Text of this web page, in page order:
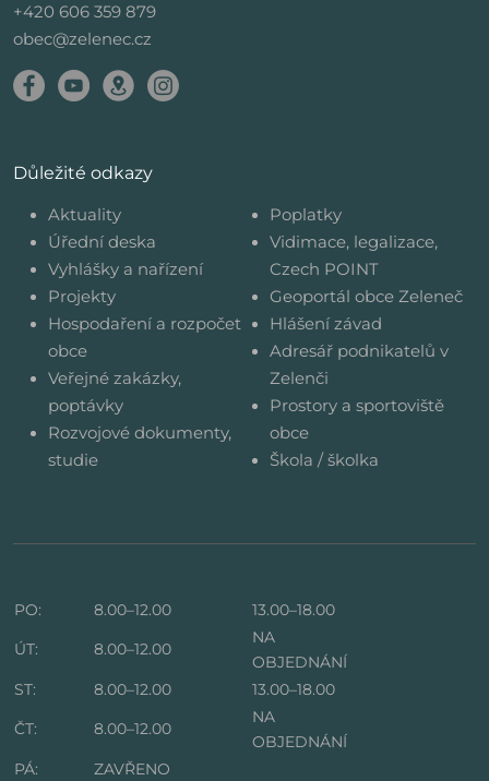
+420 606 359 879
obec@zelenec.cz
Důležité odkazy
Aktuality
Úřední deska
Vyhlášky a nařízení
Projekty
Hospodaření a rozpočet
obce
Veřejné zakázky,
poptávky
Rozvojové dokumenty,
studie
Poplatky
Vidimace, legalizace,
Czech POINT
Geoportál obce Zeleneč
Hlášení závad
Adresář podnikatelů v
Zelenči
Prostory a sportoviště
obce
Škola / školka
PO: 8.00–12.00
13.00–18.00
ÚT:
8.00–12.00
NA
OBJEDNÁNÍ
ST:
8.00–12.00
13.00–18.00
ČT:
8.00–12.00
NA
OBJEDNÁNÍ
PÁ:
ZAVŘENO